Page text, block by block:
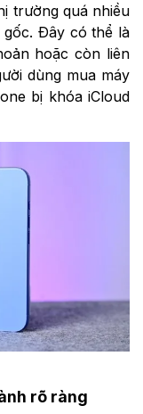
trường quá nhiều
Đây có thể là
hoặc còn liên
dùng mua máy
bị khóa iCloud
rõ ràng